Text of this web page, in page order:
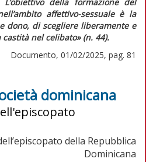
affettivo-sessuale è la
dono, di scegliere liberamente e
nel celibato»(n. 44).
Documento, 01/02/2025, pag. 81
dominicana
della Repubblica
Dominicana